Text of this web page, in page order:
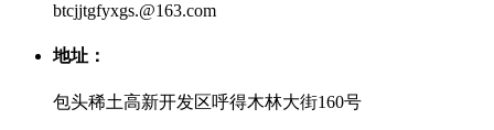
btcjjtgfyxgs.@163.com
地址：
包头稀土高新开发区呼得木林大街160号